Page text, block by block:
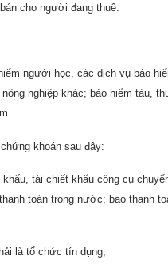
cho người đang thuê.
người học, các dịch vụ bảo
nghiệp khác; bảo hiểm tàu,
khoán sau đây:
tái chiết khấu công cụ
toán trong nước; bao thanh
là tổ chức tín dụng;